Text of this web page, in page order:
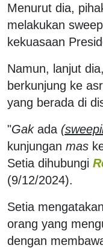
Menurut dia,
melakukan
kekuasaan
Namun, lanjut
berkunjung ke
yang berada di
"Gakada
kunjungan mas
Setia dihubungi
(9/12/2024).
Setia
orang yang
dengan